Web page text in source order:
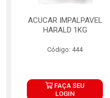
ACUCAR IMPALPAVEL
HARALD 1KG
Código: 444
FAÇA SEU
LOGIN